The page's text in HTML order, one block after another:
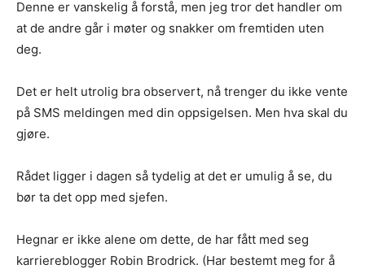
Denne er vanskelig å forstå, men jeg tror det handler om
at de andre går i møter og snakker om fremtiden uten
deg.
Det er helt utrolig bra observert, nå trenger du ikke vente
på SMS meldingen med din oppsigelsen. Men hva skal du
gjøre.
Rådet ligger i dagen så tydelig at det er umulig å se, du
bør ta det opp med sjefen.
Hegnar er ikke alene om dette, de har fått med seg
karriereblogger Robin Brodrick. (Har bestemt meg for å